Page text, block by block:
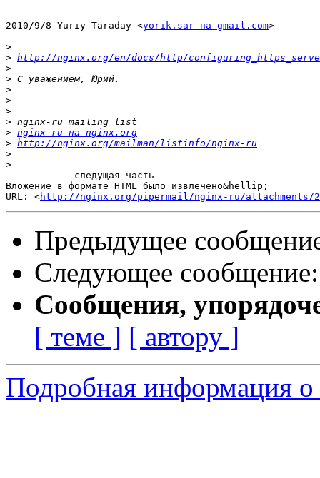
2010/9/8 Yuriy Taraday <yorik.sar на gmail.com>
>
> http://nginx.org/en/docs/http/
>
>
>
>
>
>
> nginx-ru на nginx.org
> http://nginx.org/mailman/listinfo/nginx-ru
>
>
----------- следущая часть -----------
Вложение в формате HTML было извлечено&hellip;
URL: <http://nginx.org/pipermail/nginx-ru/attachments/
Предыдущее
Следующее
Сообщения,
[ теме ] [ автору ]
Подробная информация